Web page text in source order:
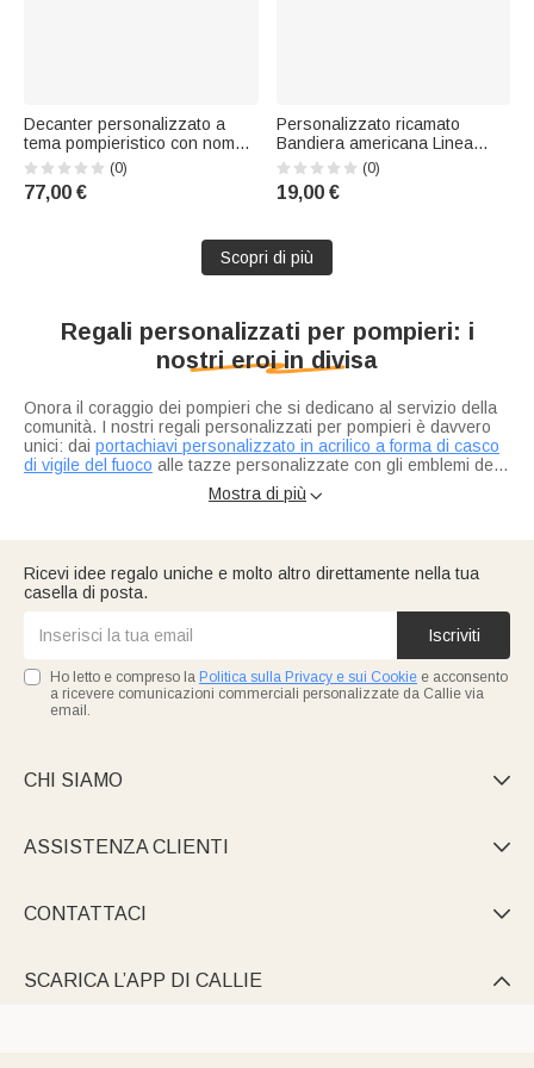
Decanter personalizzato a
tema pompieristico con nome
inciso Regalo di compleanno
per pompieri e baristi
(0)
77,00 €
Personalizzato ricamato
Bandiera americana Linea
rossa Morbido berretto con
nome Regalo di compleanno
da indossare tutti i giorni per i
Dipartimenti antincendio
(0)
19,00 €
Scopri di più
Regali personalizzati per pompieri: i
nostri eroi in divisa
Onora il coraggio dei pompieri che si dedicano al servizio della
comunità. I nostri regali personalizzati per pompieri è davvero
unici: dai portachiavi personalizzato in acrilico a forma di casco
di vigile del fuoco alle tazze personalizzate con gli emblemi del
dipartimento. Ogni regalo è pensato per accompagnarti al lavoro
e può essere personalizzato con il tuo nome, numero o logo.
Mostra di più 
Ricevi idee regalo uniche e molto altro direttamente nella tua
casella di posta.
Iscriviti
Ho letto e compreso la Politica sulla Privacy e sui Cookie e acconsento
a ricevere comunicazioni commerciali personalizzate da Callie via
email.
CHI SIAMO 
ASSISTENZA CLIENTI 
CONTATTACI 
SCARICA L’APP DI CALLIE 